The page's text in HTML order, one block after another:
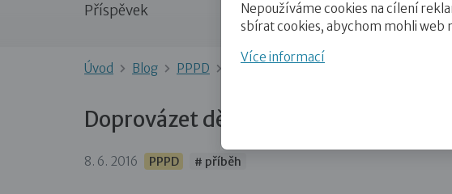
Příspěvek
Úvod Blog PPPD Doprovázet děti je dar
Doprovázet děti je dar
8. 6. 2016 PPPD # příběh
Nepoužíváme cookies na cílení
sbírat cookies, abychom mohli web
Více informací